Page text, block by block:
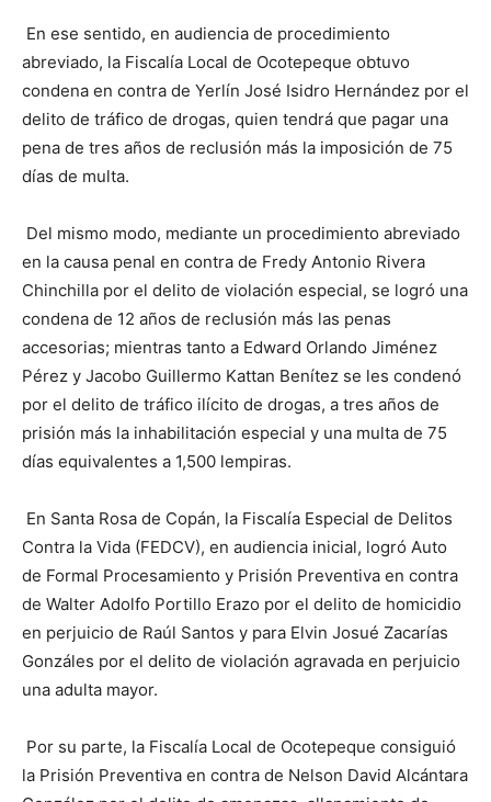
En ese sentido, en audiencia de procedimiento
abreviado, la Fiscalía Local de Ocotepeque obtuvo
condena en contra de Yerlín José Isidro Hernández por el
delito de tráfico de drogas, quien tendrá que pagar una
pena de tres años de reclusión más la imposición de 75
días de multa.
Del mismo modo, mediante un procedimiento abreviado
en la causa penal en contra de Fredy Antonio Rivera
Chinchilla por el delito de violación especial, se logró una
condena de 12 años de reclusión más las penas
accesorias; mientras tanto a Edward Orlando Jiménez
Pérez y Jacobo Guillermo Kattan Benítez se les condenó
por el delito de tráfico ilícito de drogas, a tres años de
prisión más la inhabilitación especial y una multa de 75
días equivalentes a 1,500 lempiras.
En Santa Rosa de Copán, la Fiscalía Especial de Delitos
Contra la Vida (FEDCV), en audiencia inicial, logró Auto
de Formal Procesamiento y Prisión Preventiva en contra
de Walter Adolfo Portillo Erazo por el delito de homicidio
en perjuicio de Raúl Santos y para Elvin Josué Zacarías
Gonzáles por el delito de violación agravada en perjuicio
una adulta mayor.
Por su parte, la Fiscalía Local de Ocotepeque consiguió
la Prisión Preventiva en contra de Nelson David Alcántara